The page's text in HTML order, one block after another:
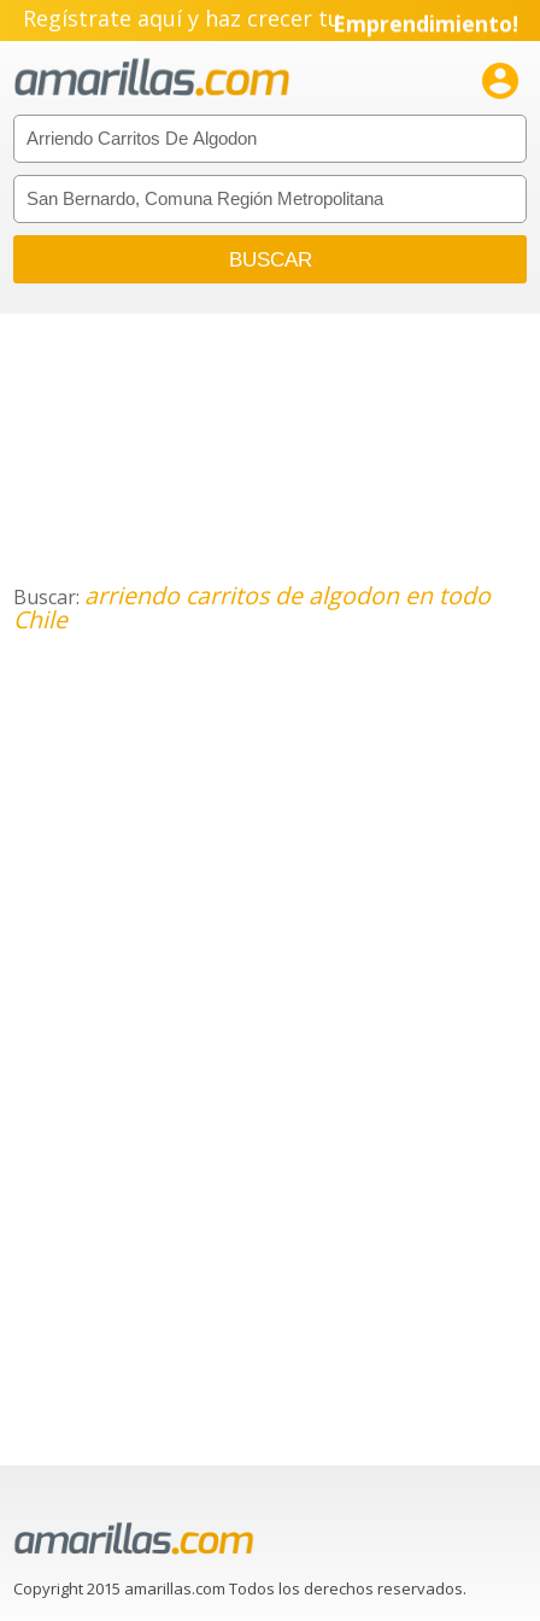
Regístrate aquí y haz crecer tuEmprendimiento!

Buscar: arriendo carritos de algodon en todo
Chile
Copyright 2015 amarillas.com Todos los derechos reservados.